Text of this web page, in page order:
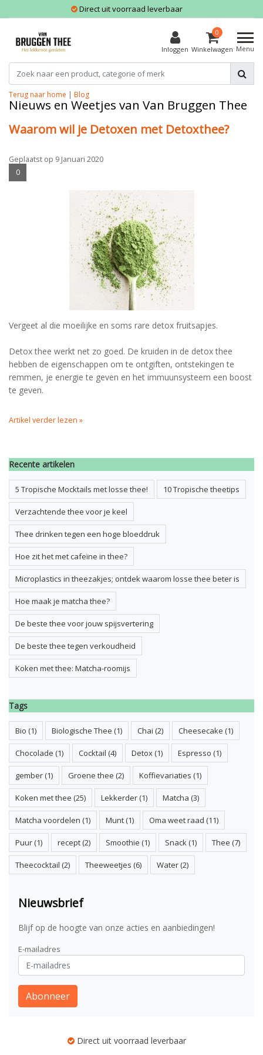
Direct uit voorraad leverbaar
Inloggen
0
Winkelwagen Menu
Terug naar home | Blog
Nieuws en Weetjes van Van Bruggen Thee
Waarom wil je Detoxen met Detoxthee?
Geplaatst op 9 Januari 2020
0
Vergeet al die moeilijke en soms rare detox fruitsapjes.
Detox thee werkt net zo goed. De kruiden in de detox thee
hebben de eigenschappen om te ontgiften, ontstekingen te
remmen, je energie te geven en het immuunsysteem een boost
te geven.
Artikel verder lezen »
Recente artikelen
5 Tropische Mocktails met losse thee! 10 Tropische theetips
Verzachtende thee voor je keel
Thee drinken tegen een hoge bloeddruk
Hoe zit het met cafeïne in thee?
Microplastics in theezakjes; ontdek waarom losse thee beter is
Hoe maak je matcha thee?
De beste thee voor jouw spijsvertering
De beste thee tegen verkoudheid
Koken met thee: Matcha-roomijs
Tags
Bio (1) Biologische Thee (1) Chai (2) Cheesecake (1)
Chocolade (1) Cocktail (4) Detox(1) Espresso (1)
gember(1) Groene thee (2) Koffievariaties (1)
Koken met thee (25) Lekkerder(1) Matcha (3)
Matcha voordelen (1) Munt(1) Oma weet raad (11)
Puur(1) recept(2) Smoothie (1) Snack(1) Thee (7)
Theecocktail (2) Theeweetjes (6) Water(2)
Nieuwsbrief
Blijf op de hoogte van onze acties en aanbiedingen!
E-mailadres
Abonneer
Direct uit voorraad leverbaar